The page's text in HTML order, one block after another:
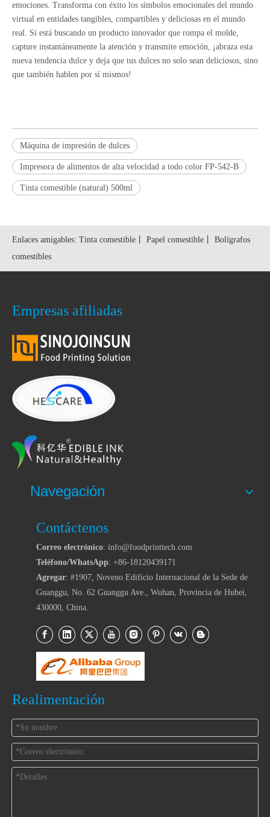
emociones. Transforma con éxito los símbolos emocionales del mundo
virtual en entidades tangibles, compartibles y deliciosas en el mundo
real. Si está buscando un producto innovador que rompa el molde,
capture instantáneamente la atención y transmite emoción, ¡abraza esta
nueva tendencia dulce y deja que tus dulces no solo sean deliciosos, sino
que también hablen por sí mismos!
Máquina de impresión de dulces
Impresora de alimentos de alta velocidad a todo color FP-542-B
Tinta comestible (natural) 500ml
Enlaces amigables: Tinta comestible Papel comestible
Bolígrafos
comestibles
Empresas afiliadas
Navegación
Contáctenos
Correo electrónico: info@foodprinttech.com
Teléfono/WhatsApp: +86-18120439171
Agregar: #1907, Noveno Edificio Internacional de la Sede de
Guanggu, No. 62 Guanggu Ave., Wuhan, Provincia de Hubei,
430000, China.
Realimentación